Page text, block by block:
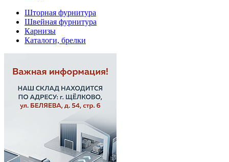
Шторная фурнитура
Швейная фурнитура
Карнизы
Каталоги, брелки